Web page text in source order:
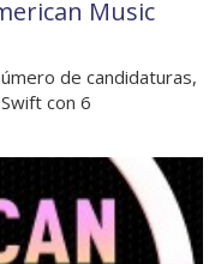
Music
de candidaturas,
con 6